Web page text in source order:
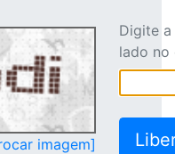
imagem]
Digite
lado no